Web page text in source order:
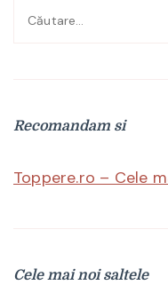
Caută
Recomandam si
Toppere.ro – Cele
Cele mai noi saltele